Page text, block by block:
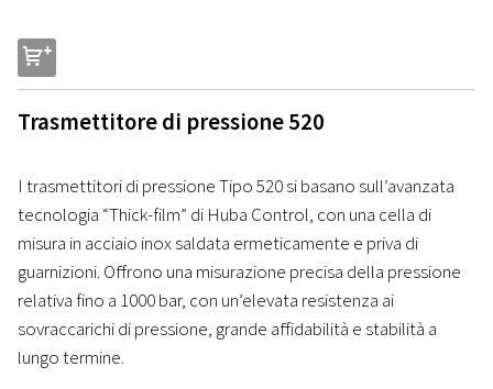
s
Trasmettitore di pressione 520
I trasmettitori di pressione Tipo 520 si basano sull’avanzata
tecnologia “Thick-film” di Huba Control, con una cella di
misura in acciaio inox saldata ermeticamente e priva di
guarnizioni. Offrono una misurazione precisa della pressione
relativa fino a 1000 bar, con un’elevata resistenza ai
sovraccarichi di pressione, grande affidabilità e stabilità a
lungo termine.